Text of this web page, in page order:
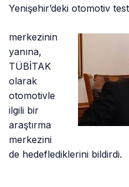
Yenişehir’deki otomotiv test
merkezinin
yanına,
TÜBİTAK
olarak
otomotivle
ilgili bir
araştırma
merkezini
de hedeflediklerini bildirdi.